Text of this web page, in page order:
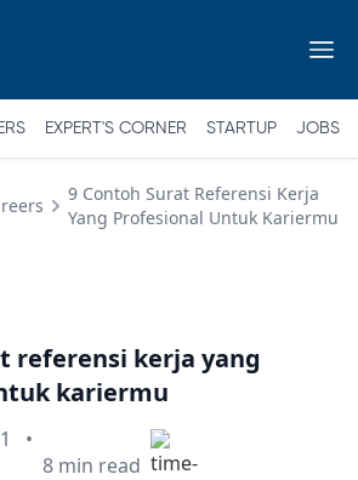
EXPERT'S CORNER STARTUP JOBS
9 Contoh Surat Referensi Kerja
Yang Profesional Untuk Kariermu
referensi kerja yang
kariermu
•
Min read
8 min read